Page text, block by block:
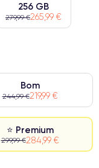
256 GB
279,99 €265,99 €
Bom
244,99 €219,99 €
⭐ Premium
299,99 €284,99 €